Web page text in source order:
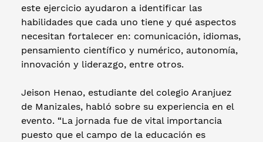
este ejercicio ayudaron a identificar las
habilidades que cada uno tiene y qué aspectos
necesitan fortalecer en: comunicación, idiomas,
pensamiento científico y numérico, autonomía,
innovación y liderazgo, entre otros.
Jeison Henao, estudiante del colegio Aranjuez
de Manizales, habló sobre su experiencia en el
evento. “La jornada fue de vital importancia
puesto que el campo de la educación es